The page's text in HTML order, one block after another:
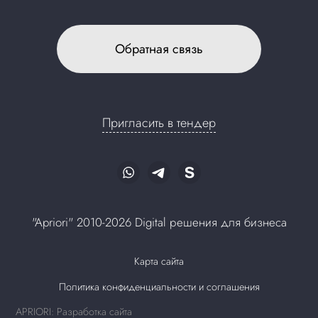
Обратная связь
Пригласить в тендер
"Apriori" 2010-2026 Digital решения для бизнеса
Карта сайта
Политика конфиденциальности и соглашения
APRIORI: Разработка сайта